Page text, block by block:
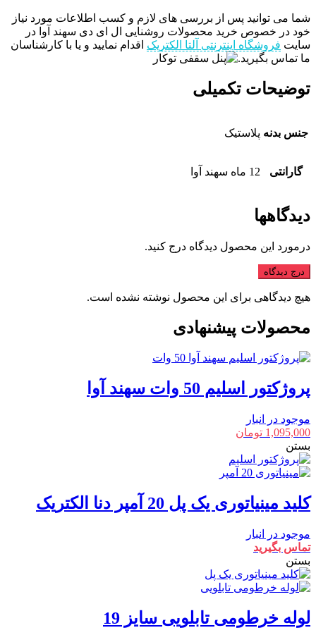
شما می توانید پس از بررسی های لازم و کسب اطلاعات مورد نیاز
خود در خصوص خرید محصولات روشنایی ال ای دی سهند آوا در
سایت فروشگاه اینترنتی آلتا الکتریک اقدام نمایید و یا با کارشناسان
ما تماس بگیرید.
توضیحات تکمیلی
جنس بدنه پلاستیک
گارانتی 12 ماه سهند آوا
دیدگاهها
درمورد این محصول دیدگاه درج کنید.
درج دیدگاه
هیچ دیدگاهی برای این محصول نوشته نشده است.
محصولات پیشنهادی
پروژکتور اسلیم 50 وات سهند آوا
موجود در انبار
1,095,000 تومان
بستن
کلید مینیاتوری یک پل 20 آمپر دنا الکتریک
موجود در انبار
تماس بگیرید
بستن
لوله خرطومی تابلویی سایز 19